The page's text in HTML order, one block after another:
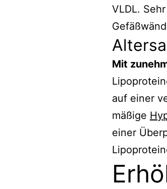
VLDL.
Mit
auf einer
mäßige
einer